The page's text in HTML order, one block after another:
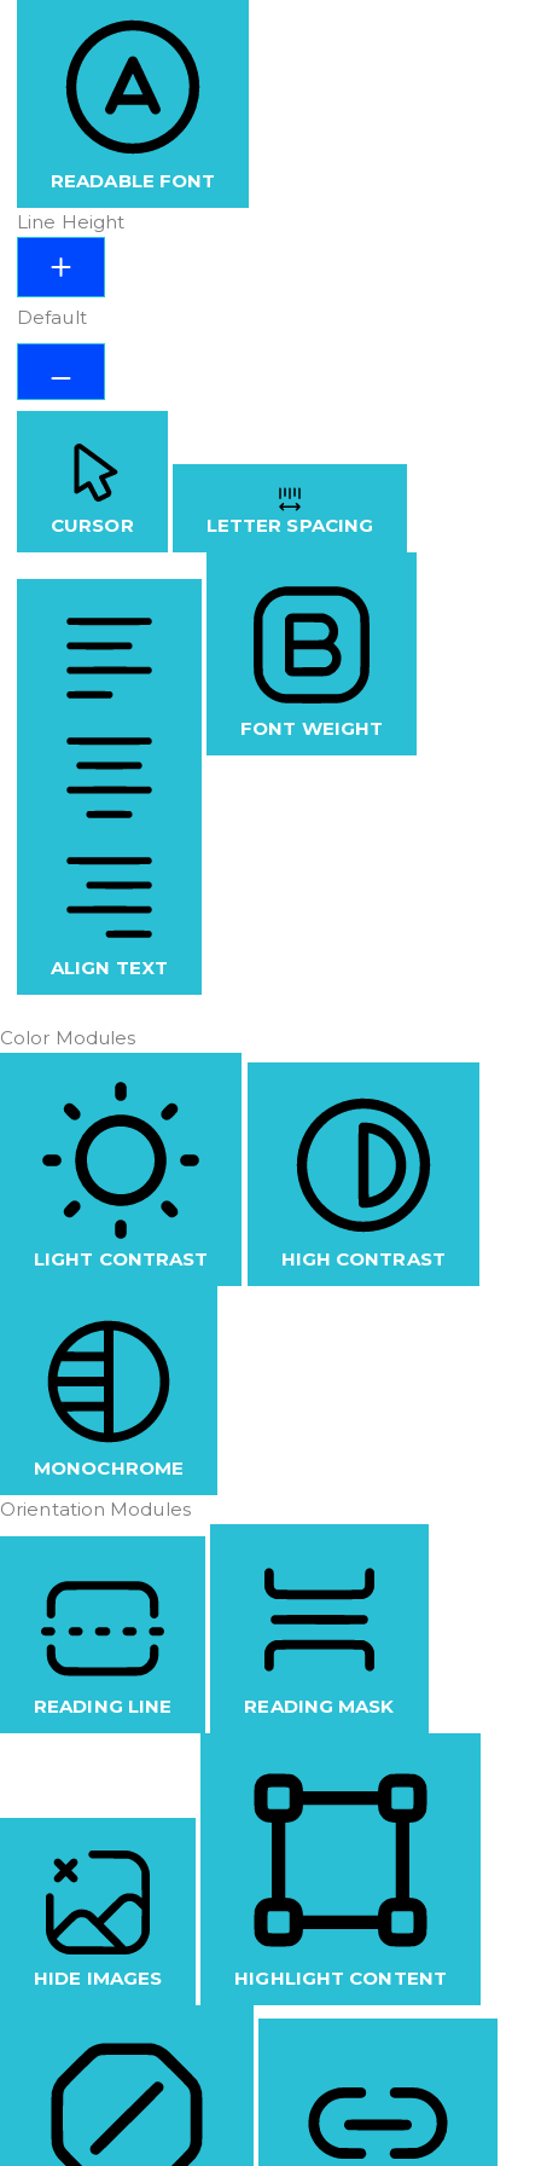
READABLE FONT
Line Height
Default
CURSOR LETTER SPACING
ALIGN TEXT
FONT WEIGHT
Color Modules
LIGHT CONTRAST HIGH CONTRAST
MONOCHROME
Orientation Modules
READING LINE READING MASK
HIDE IMAGES HIGHLIGHT CONTENT